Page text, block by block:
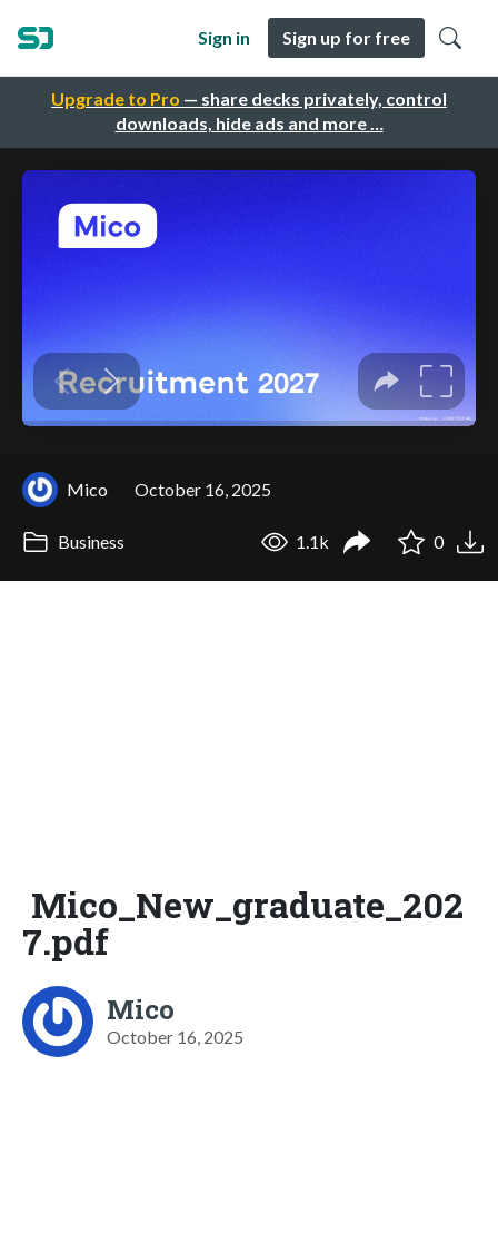
Upgrade to Pro — share decks privately, control
downloads, hide ads and more …
Sign in Sign up for free
Mico October 16, 2025
Business 1.1k 0
Mico_New_graduate_202
7.pdf
Mico
October 16, 2025